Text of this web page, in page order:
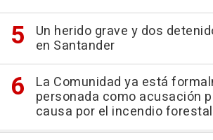
Un herido grave y dos
en Santander
La Comunidad ya está
personada como acusación
causa por el incendio